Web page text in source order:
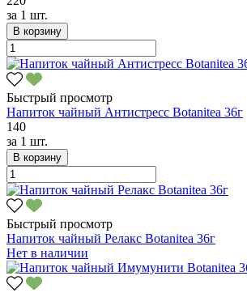
за 1 шт.
В корзину
Быстрый просмотр
Напиток чайный Антистресс Botanitea 36г
140
за 1 шт.
В корзину
Быстрый просмотр
Напиток чайный Релакс Botanitea 36г
Нет в наличии